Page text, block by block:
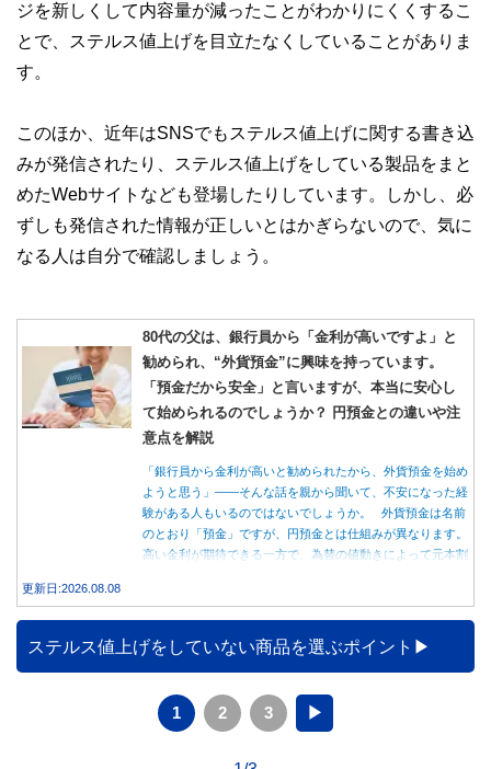
ジを新しくして内容量が減ったことがわかりにくくするこ
とで、ステルス値上げを目立たなくしていることがありま
す。
このほか、近年はSNSでもステルス値上げに関する書き込
みが発信されたり、ステルス値上げをしている製品をまと
めたWebサイトなども登場したりしています。しかし、必
ずしも発信された情報が正しいとはかぎらないので、気に
なる人は自分で確認しましょう。
80代の父は、銀行員から「金利が高いですよ」と
勧められ、“外貨預金”に興味を持っています。
「預金だから安全」と言いますが、本当に安心し
て始められるのでしょうか？ 円預金との違いや注
意点を解説
「銀行員から金利が高いと勧められたから、外貨預金を始め
ようと思う」――そんな話を親から聞いて、不安になった経
験がある人もいるのではないでしょうか。 外貨預金は名前
のとおり「預金」ですが、円預金とは仕組みが異なります。
高い金利が期待できる一方で、為替の値動きによって元本割
更新日:2026.08.08
ステルス値上げをしていない商品を選ぶポイント
1 2 3 ▶